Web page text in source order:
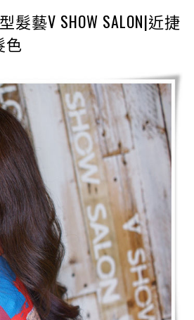
藝V SHOW SALON|近捷
色